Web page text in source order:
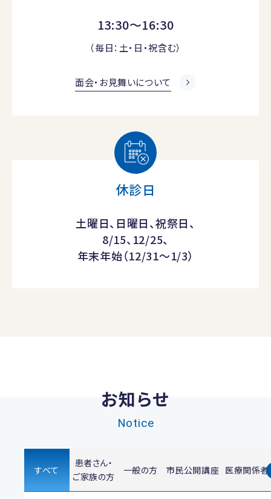
13:30～16:30
（毎日：土・日・祝含む）
面会・お見舞いについて
休診日
土曜日、日曜日、祝祭日、
8/15、12/25、
年末年始（12/31～1/3）
お知らせ
Notice
すべて
患者さん・
ご家族の方
一般の方 市民公開講座 医療関係